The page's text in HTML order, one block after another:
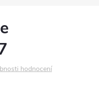
hodnocení